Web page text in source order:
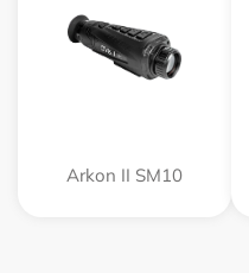
Arkon II SM10